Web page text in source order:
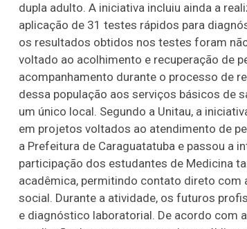
dupla adulto. A iniciativa incluiu ainda a
aplicação de 31 testes rápidos para
os resultados obtidos nos testes foram
voltado ao acolhimento e recuperação de
acompanhamento durante o processo de
dessa população aos serviços básicos de
um único local. Segundo a Unitau, a
em projetos voltados ao atendimento de
a Prefeitura de Caraguatatuba e passou a
participação dos estudantes de Medicina
acadêmica, permitindo contato direto com
social. Durante a atividade, os futuros
e diagnóstico laboratorial. De acordo com